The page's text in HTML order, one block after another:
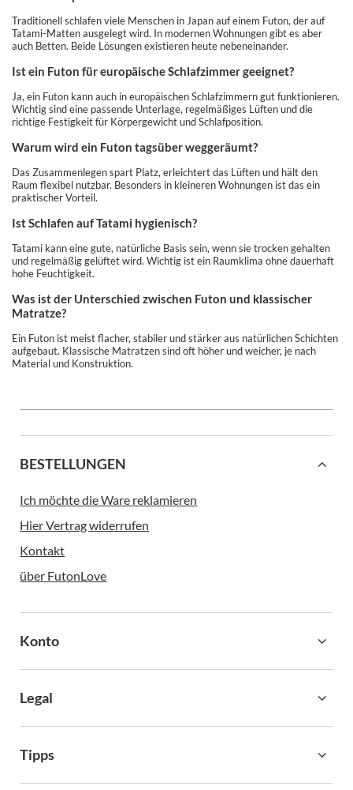
Traditionell schlafen viele Menschen in Japan auf einem Futon, der auf
Tatami-Matten ausgelegt wird. In modernen Wohnungen gibt es aber
auch Betten. Beide Lösungen existieren heute nebeneinander.
Ist ein Futon für europäische Schlafzimmer geeignet?
Ja, ein Futon kann auch in europäischen Schlafzimmern gut funktionieren.
Wichtig sind eine passende Unterlage, regelmäßiges Lüften und die
richtige Festigkeit für Körpergewicht und Schlafposition.
Warum wird ein Futon tagsüber weggeräumt?
Das Zusammenlegen spart Platz, erleichtert das Lüften und hält den
Raum flexibel nutzbar. Besonders in kleineren Wohnungen ist das ein
praktischer Vorteil.
Ist Schlafen auf Tatami hygienisch?
Tatami kann eine gute, natürliche Basis sein, wenn sie trocken gehalten
und regelmäßig gelüftet wird. Wichtig ist ein Raumklima ohne dauerhaft
hohe Feuchtigkeit.
Was ist der Unterschied zwischen Futon und klassischer
Matratze?
Ein Futon ist meist flacher, stabiler und stärker aus natürlichen Schichten
aufgebaut. Klassische Matratzen sind oft höher und weicher, je nach
Material und Konstruktion.
BESTELLUNGEN
Ich möchte die Ware reklamieren
Hier Vertrag widerrufen
Kontakt
über FutonLove
Konto
Legal
Tipps